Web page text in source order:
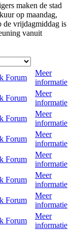
maken de stad
op maandag,
de vrijdagmiddag is
vanuit
Forum
Meer
informatie
Forum
Meer
informatie
Forum
Meer
informatie
Forum
Meer
informatie
Forum
Meer
informatie
Forum
Meer
informatie
Forum
Meer
informatie
Forum
Meer
informatie